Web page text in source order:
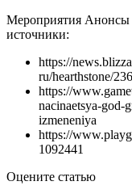
Мероприятия
источники:
https://
ru/hearthstone/
https://
nacinaetsya-god-
izmeneniya
https://
1092441
Оцените статью